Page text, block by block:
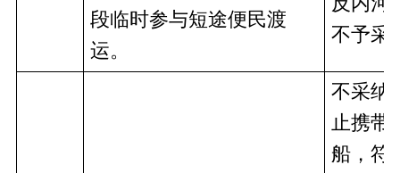
段临时参与短途便民渡
运。
不予采
不采纳
止携带
船，符